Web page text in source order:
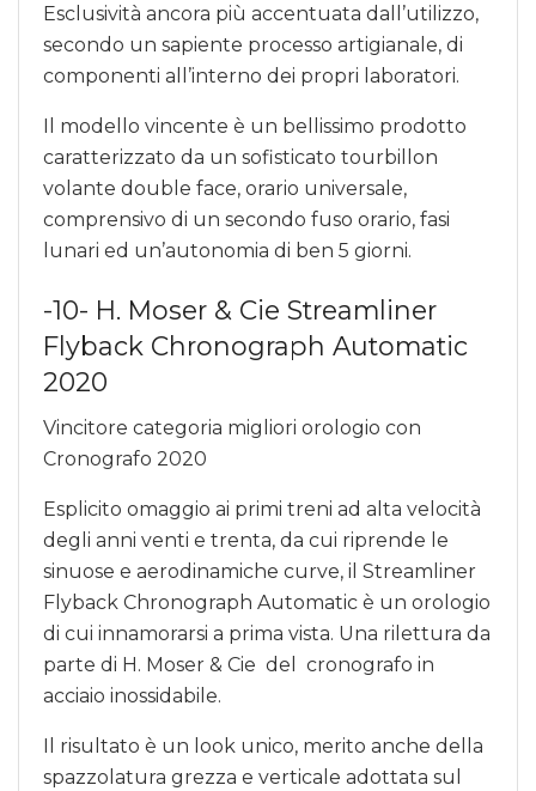
Esclusività ancora più accentuata dall’utilizzo,
secondo un sapiente processo artigianale, di
componenti all’interno dei propri laboratori.
Il modello vincente è un bellissimo prodotto
caratterizzato da un sofisticato tourbillon
volante double face, orario universale,
comprensivo di un secondo fuso orario, fasi
lunari ed un’autonomia di ben 5 giorni.
-10- H. Moser & Cie Streamliner
Flyback Chronograph Automatic
2020
Vincitore categoria migliori orologio con
Cronografo 2020
Esplicito omaggio ai primi treni ad alta velocità
degli anni venti e trenta, da cui riprende le
sinuose e aerodinamiche curve, il Streamliner
Flyback Chronograph Automatic è un orologio
di cui innamorarsi a prima vista. Una rilettura da
parte di H. Moser & Cie del cronografo in
acciaio inossidabile.
Il risultato è un look unico, merito anche della
spazzolatura grezza e verticale adottata sul